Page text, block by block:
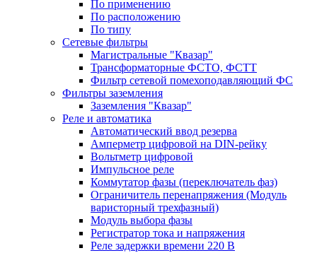
По применению
По расположению
По типу
Сетевые фильтры
Магистральные "Квазар"
Трансформаторные ФСТО, ФСТТ
Фильтр сетевой помехоподавляющий ФС
Фильтры заземления
Заземления "Квазар"
Реле и автоматика
Автоматический ввод резерва
Амперметр цифровой на DIN-рейку
Вольтметр цифровой
Импульсное реле
Коммутатор фазы (переключатель фаз)
Ограничитель перенапряжения (Модуль
варисторный трехфазный)
Модуль выбора фазы
Регистратор тока и напряжения
Реле задержки времени 220 В